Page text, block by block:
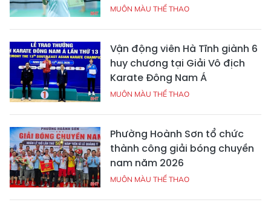
MUÔN MÀU THỂ THAO
Vận động viên Hà Tĩnh giành 6
huy chương tại Giải Vô địch
Karate Đông Nam Á
MUÔN MÀU THỂ THAO
Phường Hoành Sơn tổ chức
thành công giải bóng chuyền
nam năm 2026
MUÔN MÀU THỂ THAO